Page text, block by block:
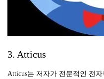
3. Atticus
Atticus는 저자가 전문적인 전